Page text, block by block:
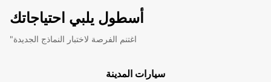
أسطول يلبي احتياجاتك
"اغتنم الفرصة لاختبار النماذج الجديدة
سيارات المدينة